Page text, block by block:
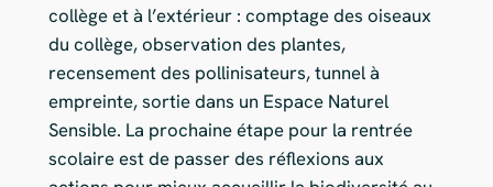
collège et à l’extérieur : comptage des oiseaux
du collège, observation des plantes,
recensement des pollinisateurs, tunnel à
empreinte, sortie dans un Espace Naturel
Sensible. La prochaine étape pour la rentrée
scolaire est de passer des réflexions aux